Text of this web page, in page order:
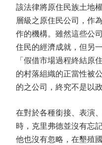
該法律將原住民族土地
層級之原住民公司，作
作的機構。雖然這些公
住民的經濟成就，但另
「假借市場過程終結原
的村落組織的正當性被
的之公司，終究不是以
在對於各種銜接、表演
時，克里弗德並沒有忘
他也沒有忽略，在墾殖